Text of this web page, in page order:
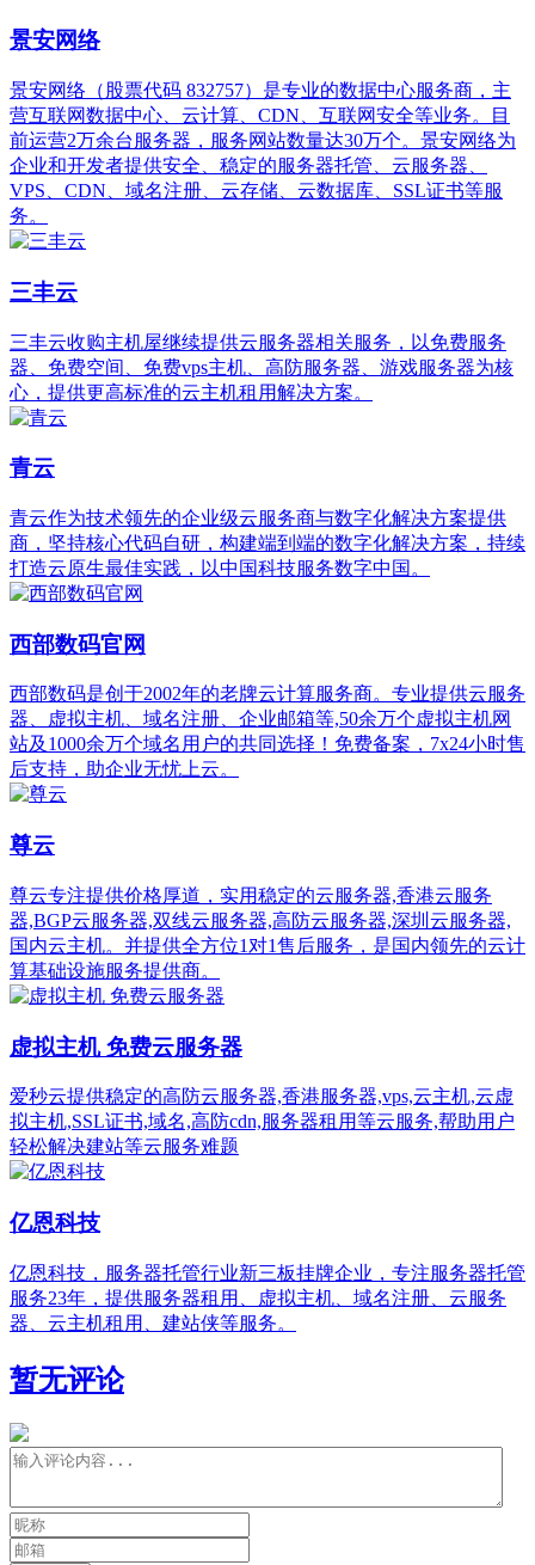
景安网络
景安网络（股票代码 832757）是专业的数据中心服务商，主
营互联网数据中心、云计算、CDN、互联网安全等业务。目
前运营2万余台服务器，服务网站数量达30万个。景安网络为
企业和开发者提供安全、稳定的服务器托管、云服务器、
VPS、CDN、域名注册、云存储、云数据库、SSL证书等服
务。
三丰云
三丰云收购主机屋继续提供云服务器相关服务，以免费服务
器、免费空间、免费vps主机、高防服务器、游戏服务器为核
心，提供更高标准的云主机租用解决方案。
青云
青云作为技术领先的企业级云服务商与数字化解决方案提供
商，坚持核心代码自研，构建端到端的数字化解决方案，持续
打造云原生最佳实践，以中国科技服务数字中国。
西部数码官网
西部数码是创于2002年的老牌云计算服务商。专业提供云服务
器、虚拟主机、域名注册、企业邮箱等,50余万个虚拟主机网
站及1000余万个域名用户的共同选择！免费备案，7x24小时售
后支持，助企业无忧上云。
尊云
尊云专注提供价格厚道，实用稳定的云服务器,香港云服务
器,BGP云服务器,双线云服务器,高防云服务器,深圳云服务器,
国内云主机。并提供全方位1对1售后服务，是国内领先的云计
算基础设施服务提供商。
虚拟主机 免费云服务器
爱秒云提供稳定的高防云服务器,香港服务器,vps,云主机,云虚
拟主机,SSL证书,域名,高防cdn,服务器租用等云服务,帮助用户
轻松解决建站等云服务难题
亿恩科技
亿恩科技，服务器托管行业新三板挂牌企业，专注服务器托管
服务23年，提供服务器租用、虚拟主机、域名注册、云服务
器、云主机租用、建站侠等服务。
暂无评论